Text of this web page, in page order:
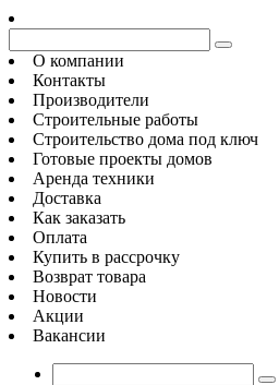
О компании
Контакты
Производители
Строительные работы
Строительство дома под ключ
Готовые проекты домов
Аренда техники
Доставка
Как заказать
Оплата
Купить в рассрочку
Возврат товара
Новости
Акции
Вакансии